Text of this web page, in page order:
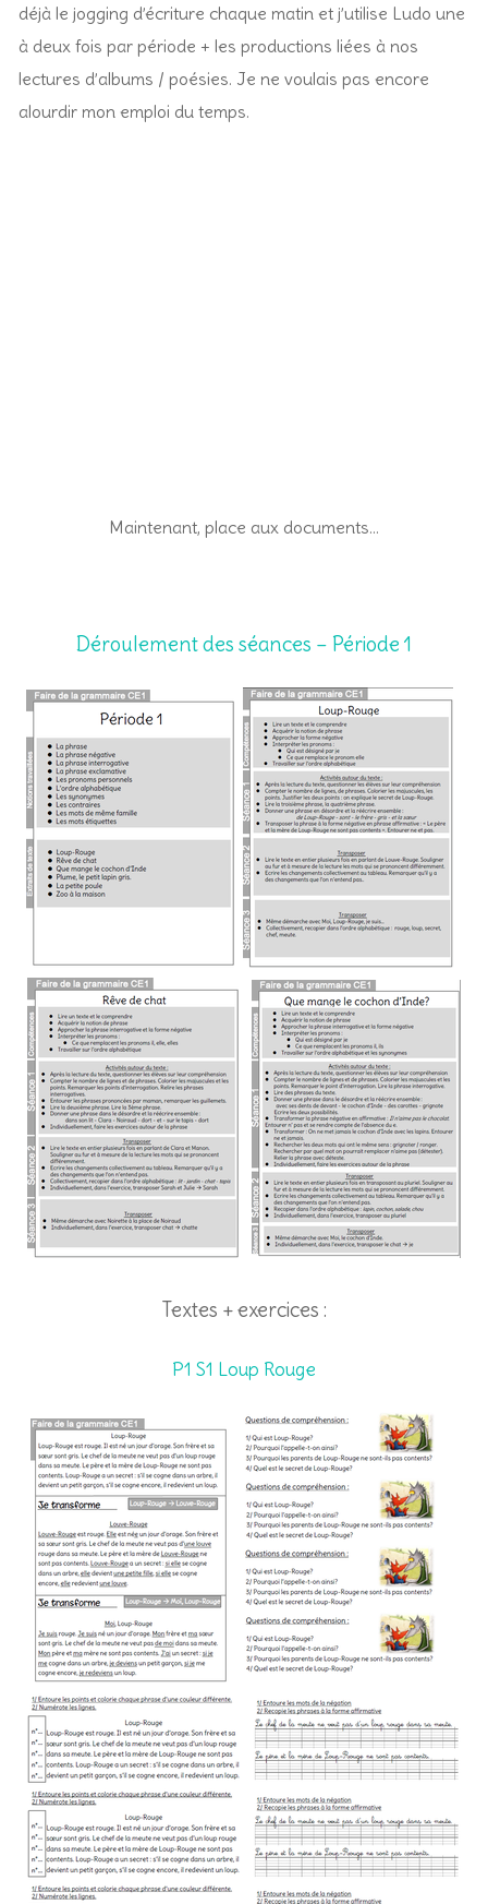
déjà le jogging d’écriture chaque matin et j’utilise Ludo une
à deux fois par période + les productions liées à nos
lectures d’albums / poésies. Je ne voulais pas encore
alourdir mon emploi du temps.
Maintenant, place aux documents…
Déroulement des séances – Période 1
Textes + exercices :
P1 S1 Loup Rouge